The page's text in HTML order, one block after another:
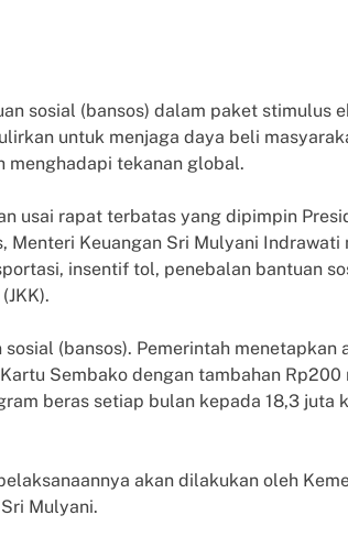
sosial (bansos) dalam paket stimulus
untuk menjaga daya beli
menghadapi tekanan global.
usai rapat terbatas yang dipimpin
Menteri Keuangan Sri Mulyani Indrawati
insentif tol, penebalan bantuan
(bansos). Pemerintah menetapkan
Sembako dengan tambahan
beras setiap bulan kepada 18,3 juta
akan dilakukan oleh
Mulyani.